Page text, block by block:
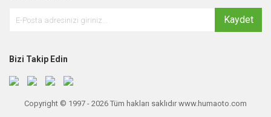
Kaydet
Bizi Takip Edin
Copyright © 1997 - 2026 Tüm hakları saklıdır www.humaoto.com